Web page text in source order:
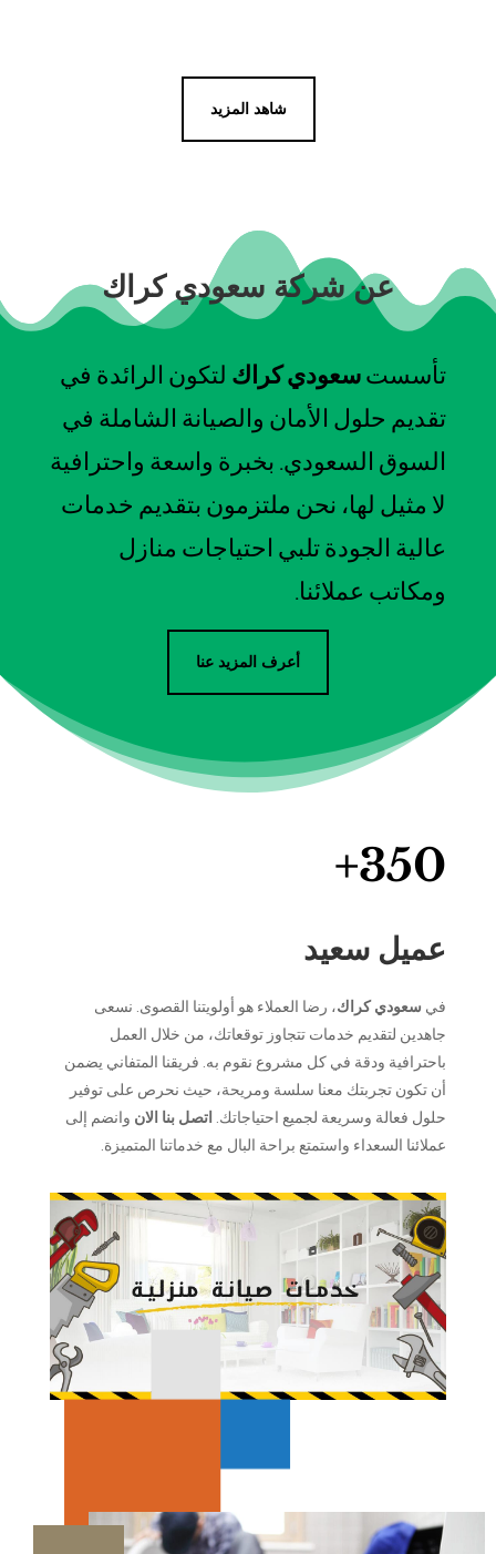
شاهد المزيد
عن شركة سعودي كراك
تأسست سعودي كراك لتكون الرائدة في
تقديم حلول الأمان والصيانة الشاملة في
السوق السعودي. بخبرة واسعة واحترافية
لا مثيل لها، نحن ملتزمون بتقديم خدمات
عالية الجودة تلبي احتياجات منازل
ومكاتب عملائنا.
أعرف المزيد عنا
350+
عميل سعيد
في سعودي كراك، رضا العملاء هو أولويتنا القصوى. نسعى
جاهدين لتقديم خدمات تتجاوز توقعاتك، من خلال العمل
باحترافية ودقة في كل مشروع نقوم به. فريقنا المتفاني يضمن
أن تكون تجربتك معنا سلسة ومريحة، حيث نحرص على توفير
حلول فعالة وسريعة لجميع احتياجاتك. اتصل بنا الان وانضم إلى
عملائنا السعداء واستمتع براحة البال مع خدماتنا المتميزة.